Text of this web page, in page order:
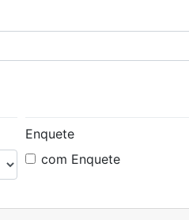
Enquete
com Enquete